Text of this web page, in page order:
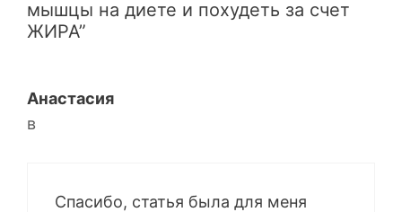
мышцы на диете и похудеть за счет
ЖИРА”
Анастасия
в
Спасибо, статья была для меня